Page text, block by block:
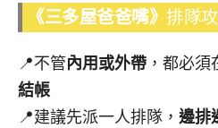
《三多屋爸爸嘴》 排隊
📍不管內用或外帶 ，都必須
結帳
📍建議先派一人排隊， 邊排